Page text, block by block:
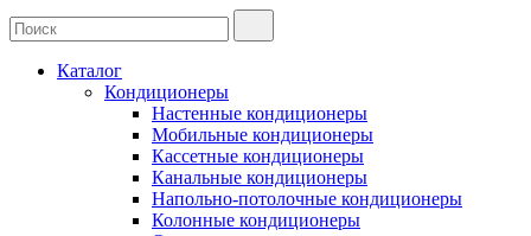
Каталог
Кондиционеры
Настенные кондиционеры
Мобильные кондиционеры
Кассетные кондиционеры
Канальные кондиционеры
Напольно-потолочные кондиционеры
Колонные кондиционеры